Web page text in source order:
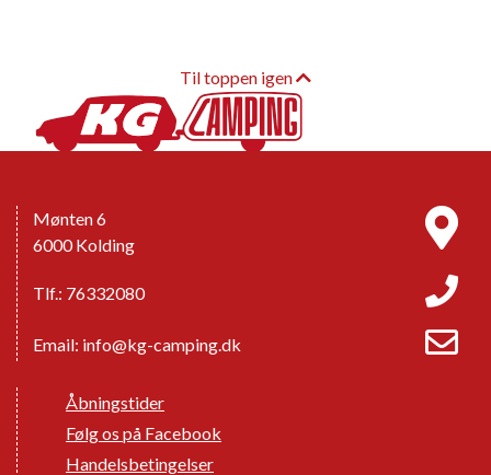
Til toppen igen
Mønten 6
6000 Kolding
Tlf.: 76332080
Email: info@kg-camping.dk
Åbningstider
Følg os på Facebook
Handelsbetingelser